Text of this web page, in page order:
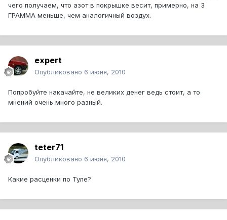
чего получаем, что азот в покрышке весит, примерно, на 3
ГРАММА меньше, чем аналогичный воздух.
expert
Опубликовано 6 июня, 2010
Попробуйте накачайте, не великих денег ведь стоит, а то
мнений очень много разный.
teter71
Опубликовано 6 июня, 2010
Какие расценки по Туле?